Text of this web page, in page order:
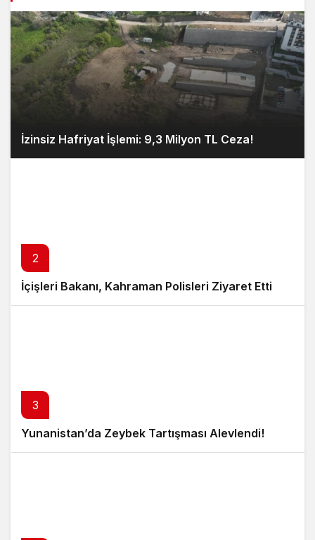
İzinsiz Hafriyat İşlemi: 9,3 Milyon TL Ceza!
2
İçişleri Bakanı, Kahraman Polisleri Ziyaret Etti
3
Yunanistan’da Zeybek Tartışması Alevlendi!